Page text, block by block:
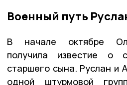
Военный путь
В начале октябре
получила известие о
старшего сына. Руслан и
одной штурмовой